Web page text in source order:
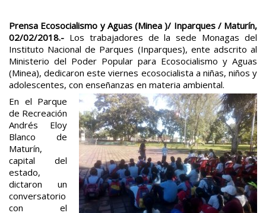
Prensa Ecosocialismo y Aguas (Minea )/ Inparques / Maturín,
02/02/2018.- Los trabajadores de la sede Monagas del
Instituto Nacional de Parques (Inparques), ente adscrito al
Ministerio del Poder Popular para Ecosocialismo y Aguas
(Minea), dedicaron este viernes ecosocialista a niñas, niños y
adolescentes, con enseñanzas en materia ambiental.
En el Parque
de Recreación
Andrés Eloy
Blanco de
Maturín,
capital del
estado,
dictaron un
conversatorio
con el